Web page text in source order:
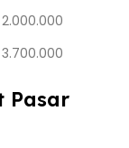
2.000.000
3.700.000
Pasar